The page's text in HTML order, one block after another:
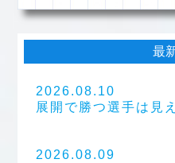
最
2026.08.10
展開で勝つ選手は見
2026.08.09